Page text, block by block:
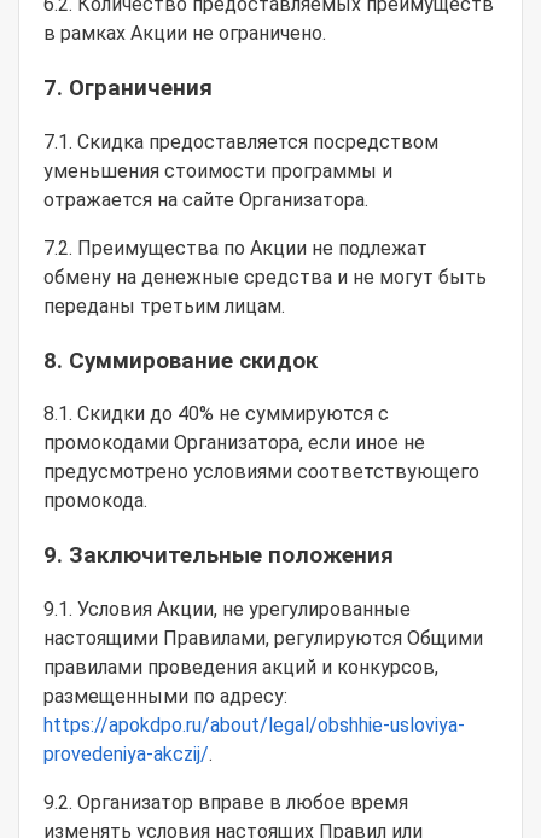
6.2. Количество предоставляемых преимуществ
в рамках Акции не ограничено.
7. Ограничения
7.1. Скидка предоставляется посредством
уменьшения стоимости программы и
отражается на сайте Организатора.
7.2. Преимущества по Акции не подлежат
обмену на денежные средства и не могут быть
переданы третьим лицам.
8. Суммирование скидок
8.1. Скидки до 40% не суммируются с
промокодами Организатора, если иное не
предусмотрено условиями соответствующего
промокода.
9. Заключительные положения
9.1. Условия Акции, не урегулированные
настоящими Правилами, регулируются Общими
правилами проведения акций и конкурсов,
размещенными по адресу:
https://apokdpo.ru/about/legal/obshhie-usloviya-
provedeniya-akczij/.
9.2. Организатор вправе в любое время
изменять условия настоящих Правил или